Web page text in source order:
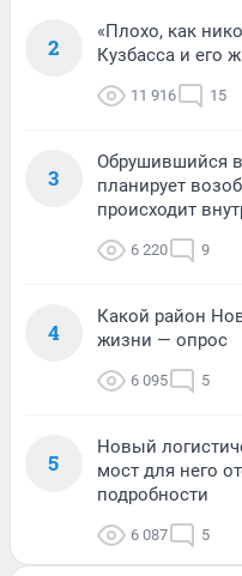
2
«Плохо, как
Кузбасса и его
11 916 15
3
Обрушившийся в
планирует
происходит
6 220 9
4
Какой район
жизни — опрос
6 095 5
5
Новый
мост для него
подробности
6 087 5